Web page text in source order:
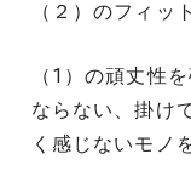
（２）のフィッ
（1）の頑丈性
ならない、掛け
く感じないモノ